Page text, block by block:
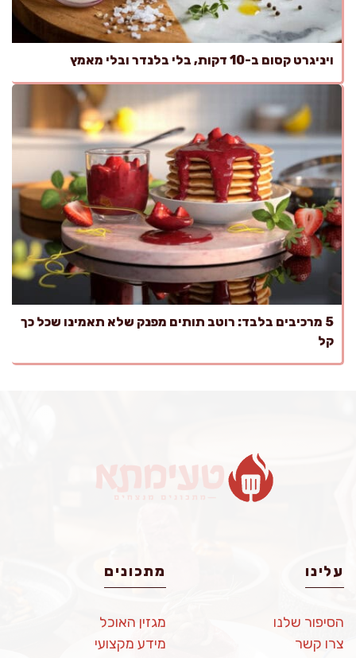
ויניגרט קסום ב-10 דקות, בלי בלנדר ובלי מאמץ
5 מרכיבים בלבד: רוטב תותים מפנק שלא תאמינו שכל כך
קל
עלינו
הסיפור שלנו
צרו קשר
מתכונים
מגזין האוכל
מידע מקצועי